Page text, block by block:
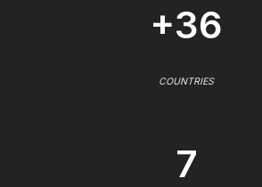
+36
COUNTRIES
7